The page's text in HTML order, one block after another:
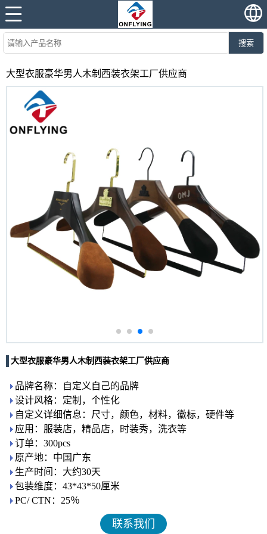
搜索
大型衣服豪华男人木制西装衣架工厂供应商
大型衣服豪华男人木制西装衣架工厂供应商
品牌名称：自定义自己的品牌
设计风格：定制，个性化
自定义详细信息：尺寸，颜色，材料，徽标，硬件等
应用：服装店，精品店，时装秀，洗衣等
订单：300pcs
原产地：中国广东
生产时间：大约30天
包装维度：43*43*50厘米
PC/ CTN：25％
联系我们